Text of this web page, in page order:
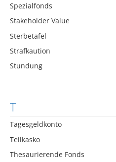
Spezialfonds
Stakeholder Value
Sterbetafel
Strafkaution
Stundung
T
Tagesgeldkonto
Teilkasko
Thesaurierende Fonds